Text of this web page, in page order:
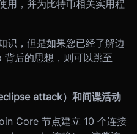
用，并为比特币相关实用程
识，但是如果您已经了解边
后的思想，则可以跳至
attack）和间谍活动
Core 节点建立 10 个连接